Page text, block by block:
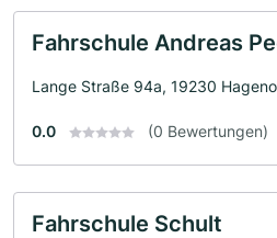
Fahrschule Andreas
Lange Straße 94a, 19230
0.0 (0 Bewertungen)
Fahrschule Schult